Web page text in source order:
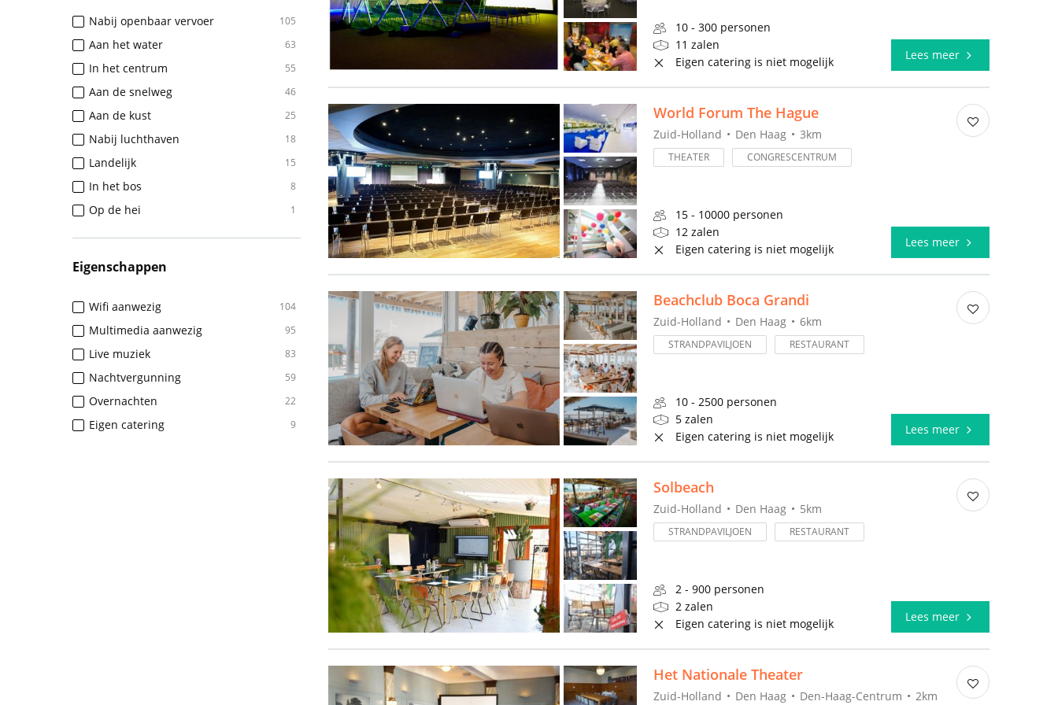
Nabij openbaar vervoer 105
Aan het water 63
In het centrum 55
Aan de snelweg 46
Aan de kust 25
Nabij luchthaven 18
Landelijk 15
In het bos 8
Op de hei 1
Eigenschappen
Wifi aanwezig 104
Multimedia aanwezig 95
Live muziek 83
Nachtvergunning 59
Overnachten 22
Eigen catering 9
10 - 300 personen
11 zalen
Eigen catering is niet mogelijk
Lees meer
World Forum The Hague
Zuid-Holland Den Haag 3km
THEATER CONGRESCENTRUM
15 - 10000 personen
12 zalen
Eigen catering is niet mogelijk
Lees meer
Beachclub Boca Grandi
Zuid-Holland Den Haag 6km
STRANDPAVILJOEN RESTAURANT
10 - 2500 personen
5 zalen
Eigen catering is niet mogelijk
Lees meer
Solbeach
Zuid-Holland Den Haag 5km
STRANDPAVILJOEN RESTAURANT
2 - 900 personen
2 zalen
Eigen catering is niet mogelijk
Lees meer
Het Nationale Theater
Zuid-Holland Den Haag Den-Haag-Centrum 2km